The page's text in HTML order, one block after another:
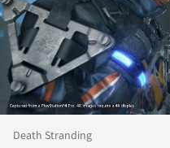
Death Stranding